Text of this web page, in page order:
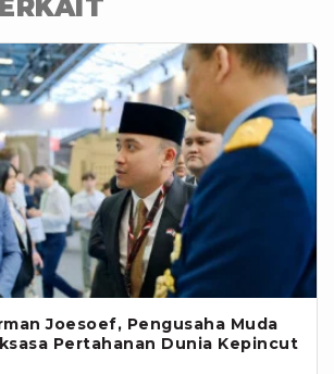
Joesoef, Pengusaha Muda
Pertahanan Dunia Kepincut